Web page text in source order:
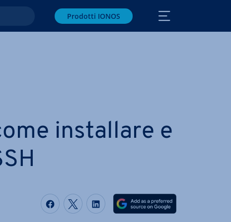
Prodotti IONOS
in­stal­la­re e
Condividi via Facebook
Condividi via Twitter
Condividi via LinkedIN